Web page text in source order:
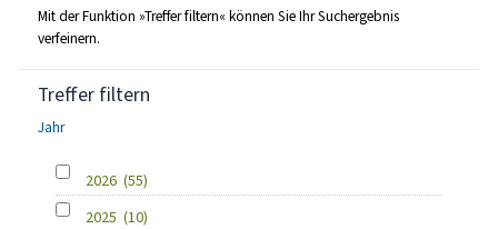
Mit der Funktion »Treffer filtern« können Sie Ihr Suchergebnis
verfeinern.
Treffer filtern
Jahr
2026 (55)
2025 (10)